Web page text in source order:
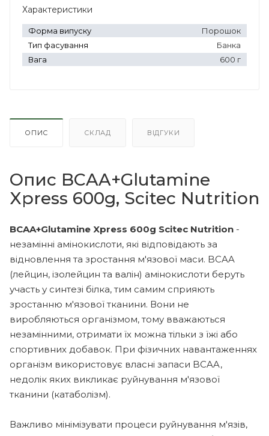
Характеристики
Форма випуску
Порошок
Тип фасування
Банка
Вага
600 г
ОПИС СКЛАД ВІДГУКИ
Опис BCAA+Glutamine
Xpress 600g, Scitec Nutrition
BCAA+Glutamine Xpress 600g Scitec Nutrition -
незамінні амінокислоти, які відповідають за
відновлення та зростання м'язової маси. BCAA
(лейцин, ізолейцин та валін) амінокислоти беруть
участь у синтезі білка, тим самим сприяють
зростанню м'язової тканини. Вони не
виробляються організмом, тому вважаються
незамінними, отримати їх можна тільки з їжі або
спортивних добавок. При фізичних навантаженнях
організм використовує власні запаси BCAA,
недолік яких викликає руйнування м'язової
тканини (катаболізм).
Важливо мінімізувати процеси руйнування м'язів,